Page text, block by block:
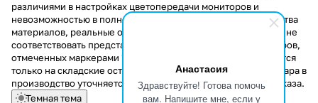
Анастасия
Здравствуйте! Готова помочь
вам. Напишите мне, если у
различиями в настройках цветопередачи мониторов и
невозможностью в полной мере передать некоторые свойства
материалов, реальные оттенки и текстуры продукции могут не
соответствовать представленным на сайте. Стоимость товаров,
отмеченных маркерами "Скидка!" и "Акция!" распространяется
только на складские остатки. Стоимость заказа данного товара в
производство уточняется у менеджера при оформлении заказа.
Темная тема